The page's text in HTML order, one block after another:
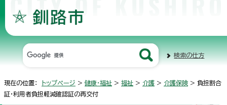
検索の仕方
現在の位置： トップページ > 健康・福祉 > 福祉 > 介護 > 介護保険 > 負担割合
証・利用者負担軽減確認証の再交付